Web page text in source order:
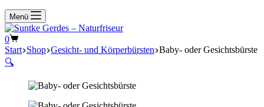
Menü
Warenkorb
0
Start Shop Gesicht- und Körperbürsten Baby- oder Gesichtsbürste
🔍